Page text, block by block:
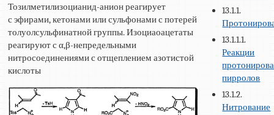
Тозилметилизоцианид-анион реагирует
с эфирами, кетонами или сульфонами с потерей
толуолсульфинатной группы. Изоциаоацетаты
реагируют с α,β-непредельными
нитросоединениями с отщеплением азотистой
кислоты
13.1.1.
13.1.1.1.
Реакции
пирролов
13.1.2.
Нитрование